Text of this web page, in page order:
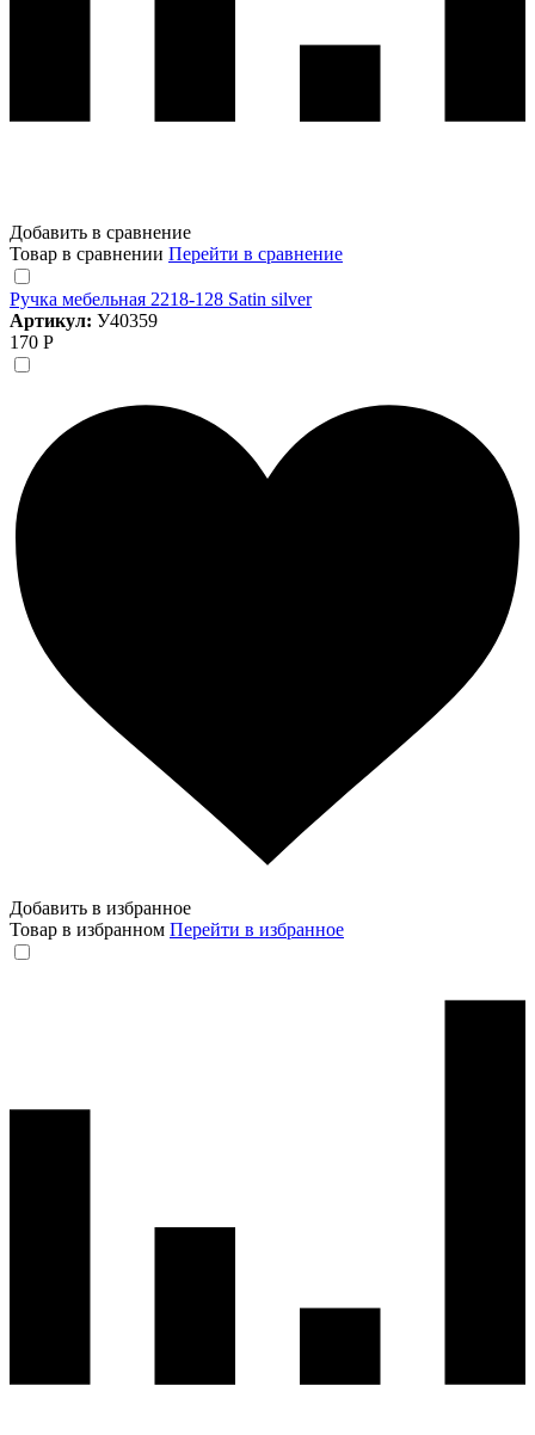
Добавить в сравнение
Товар в сравнении Перейти в сравнение
Ручка мебельная 2218-128 Satin silver
Артикул: У40359
170 Р
Добавить в избранное
Товар в избранном Перейти в избранное